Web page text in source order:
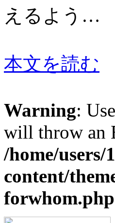
えるよう…
本文を読む
Warning:
will throw an
/home/users/
content/
forwhom.php